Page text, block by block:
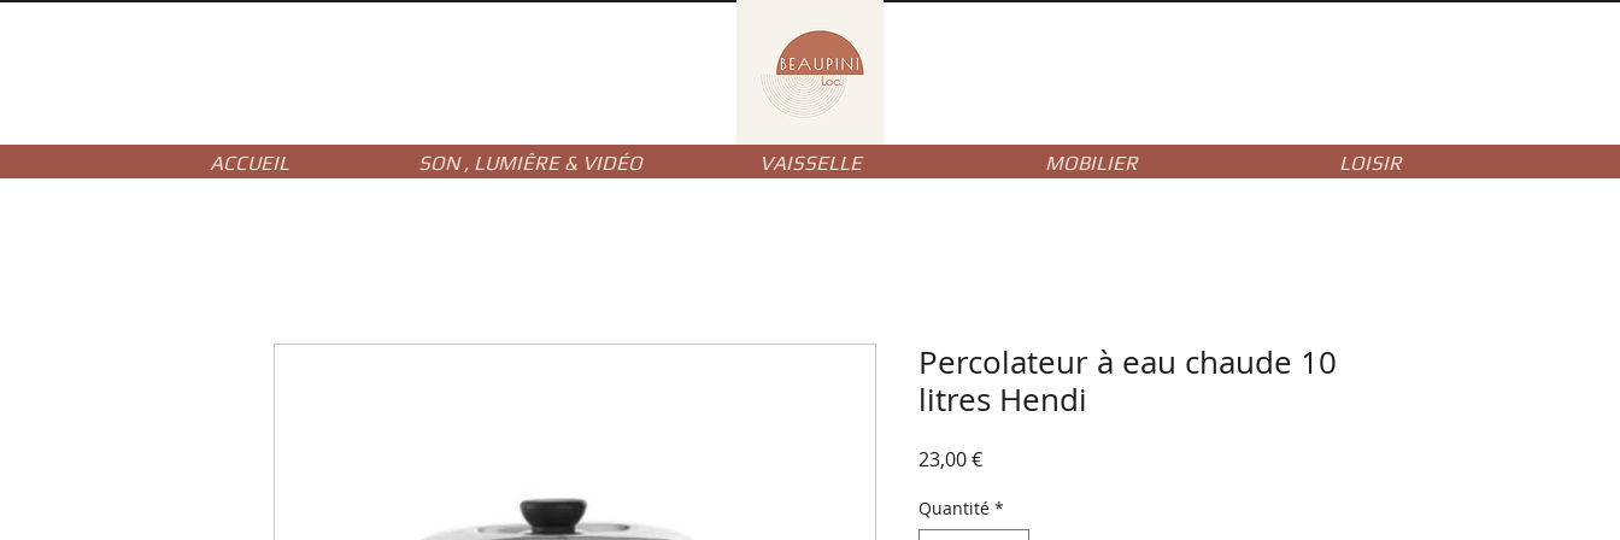
ACCUEIL SON , LUMIÊRE & VIDÉO VAISSELLE MOBILIER LOISIR
Percolateur à eau chaude 10
litres Hendi
23,00 €Prix
Quantité *